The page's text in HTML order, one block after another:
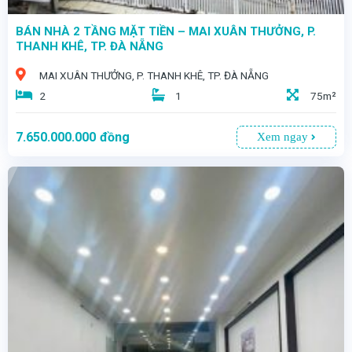
BÁN NHÀ 2 TẦNG MẶT TIỀN – MAI XUÂN THƯỞNG, P.
THANH KHÊ, TP. ĐÀ NẴNG
MAI XUÂN THƯỞNG, P. THANH KHÊ, TP. ĐÀ NẴNG
2
1 75m²
7.650.000.000 đồng Xem ngay